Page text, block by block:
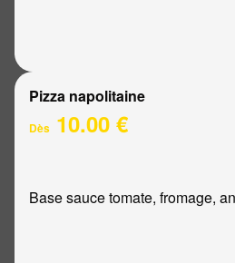
Pizza napolitaine
Dès 10.00 €
Base sauce tomate, fromage,